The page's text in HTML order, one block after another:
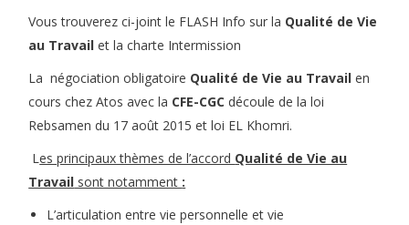
Vous trouverez ci-joint le FLASH Info sur la Qualité de Vie
au Travail et la charte Intermission
La négociation obligatoire Qualité de Vie au Travail en
cours chez Atos avec la CFE-CGC découle de la loi
Rebsamen du 17 août 2015 et loi EL Khomri.
Les principaux thèmes de l’accord Qualité de Vie au
Travail sont notamment :
L’articulation entre vie personnelle et vie